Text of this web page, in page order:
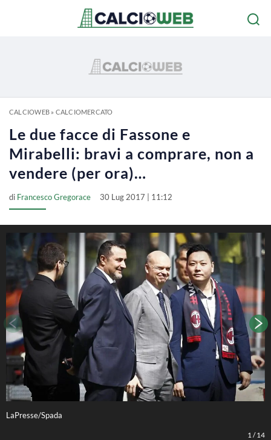
CALCIOWEB» CALCIOMERCATO
Le due facce di Fassone e
Mirabelli: bravi a comprare, non a
vendere (per ora)…
di Francesco Gregorace 30 Lug 2017 | 11:12
LaPresse/Spada
1 /14